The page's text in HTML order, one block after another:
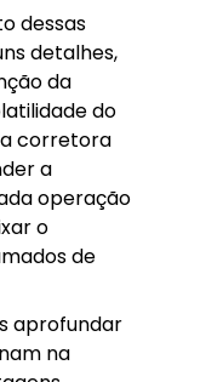
dessas
detalhes,
da
do
corretora
a
operação
o
de
aprofundar
na